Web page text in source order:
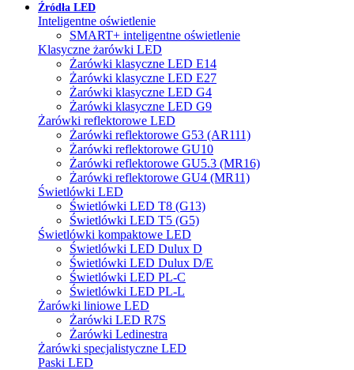
Źródła LED
Inteligentne oświetlenie
SMART+ inteligentne oświetlenie
Klasyczne żarówki LED
Żarówki klasyczne LED E14
Żarówki klasyczne LED E27
Żarówki klasyczne LED G4
Żarówki klasyczne LED G9
Żarówki reflektorowe LED
Żarówki reflektorowe G53 (AR111)
Żarówki reflektorowe GU10
Żarówki reflektorowe GU5.3 (MR16)
Żarówki reflektorowe GU4 (MR11)
Świetlówki LED
Świetlówki LED T8 (G13)
Świetlówki LED T5 (G5)
Świetlówki kompaktowe LED
Świetlówki LED Dulux D
Świetlówki LED Dulux D/E
Świetlówki LED PL-C
Świetlówki LED PL-L
Żarówki liniowe LED
Żarówki LED R7S
Żarówki Ledinestra
Żarówki specjalistyczne LED
Paski LED